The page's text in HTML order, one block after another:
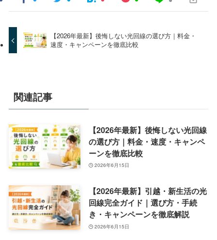
【2026年最新】後悔しない光回線の選び方｜料金・
速度・キャンペーンを徹底比較
関連記事
【2026年最新】後悔しない光回線
の選び方｜料金・速度・キャンペ
ーンを徹底比較
2026年6月15日
【2026年最新】引越・新生活の光
回線完全ガイド｜選び方・手続
き・キャンペーンを徹底解説
2026年6月15日